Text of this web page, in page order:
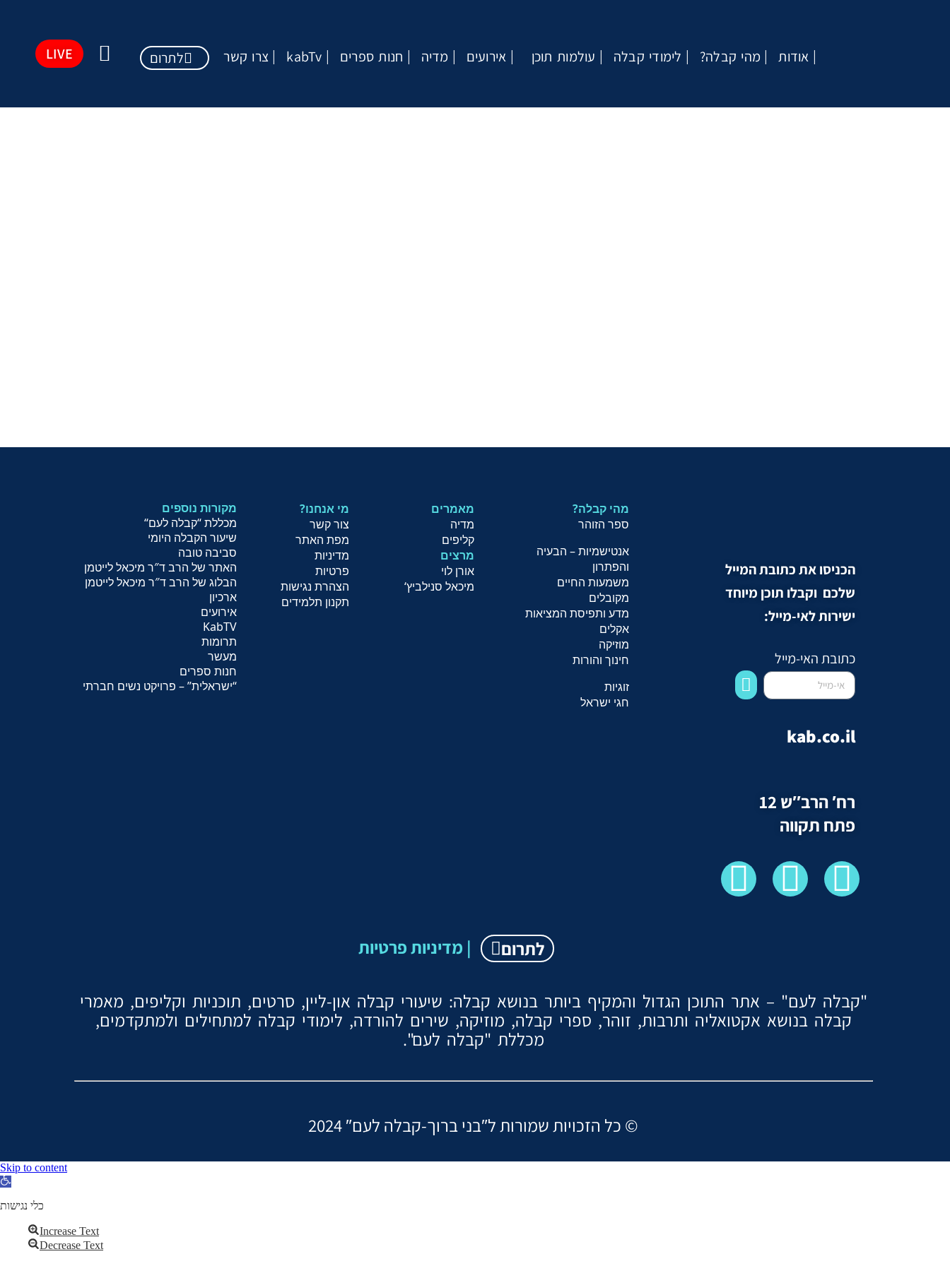
LIVE לתרום צרו קשר kabTv חנות ספרים מדיה אירועים עולמות תוכן לימודי קבלה ?מהי קבלה אודות
מקורות נוספים
“מכללת “קבלה לעם
שיעור הקבלה היומי
סביבה טובה
האתר של הרב ד″ר מיכאל לייטמן
הבלוג של הרב ד″ר מיכאל לייטמן
ארכיון
אירועים
KabTV
תרומות
מעשר
חנות ספרים
“ישראלית” – פרויקט נשים חברתי
?מי אנחנו
צור קשר
מפת האתר
מדיניות
פרטיות
הצהרת נגישות
תקנון תלמידים
מאמרים
מדיה
קליפים
מרצים
אורן לוי
מיכאל סנילביץ‘
מהי קבלה?
ספר הזוהר
אנטישמיות – הבעיה
והפתרון
משמעות החיים
מקובלים
מדע ותפיסת המציאות
אקלים
מוזיקה
חינוך והורות
זוגיות
חגי ישראל
הכניסו את כתובת המייל
שלכם וקבלו תוכן מיוחד
ישירות לאי-מייל:
כתובת האי-מייל
kab.co.il
רח′ הרב″ש 12
פתח תקווה
מדיניות פרטיות | לתרום
"קבלה לעם" – אתר התוכן הגדול והמקיף ביותר בנושא קבלה: שיעורי קבלה און-ליין, סרטים, תוכניות וקליפים, מאמרי
קבלה בנושא אקטואליה ותרבות, זוהר, ספרי קבלה, מוזיקה, שירים להורדה, לימודי קבלה למתחילים ולמתקדמים,
מכללת "קבלה לעם".
2024 ″כל הזכויות שמורות ל″בני ברוך-קבלה לעם ©
Skip to content
Open
כלי נגישות
Increase Text
Decrease Text